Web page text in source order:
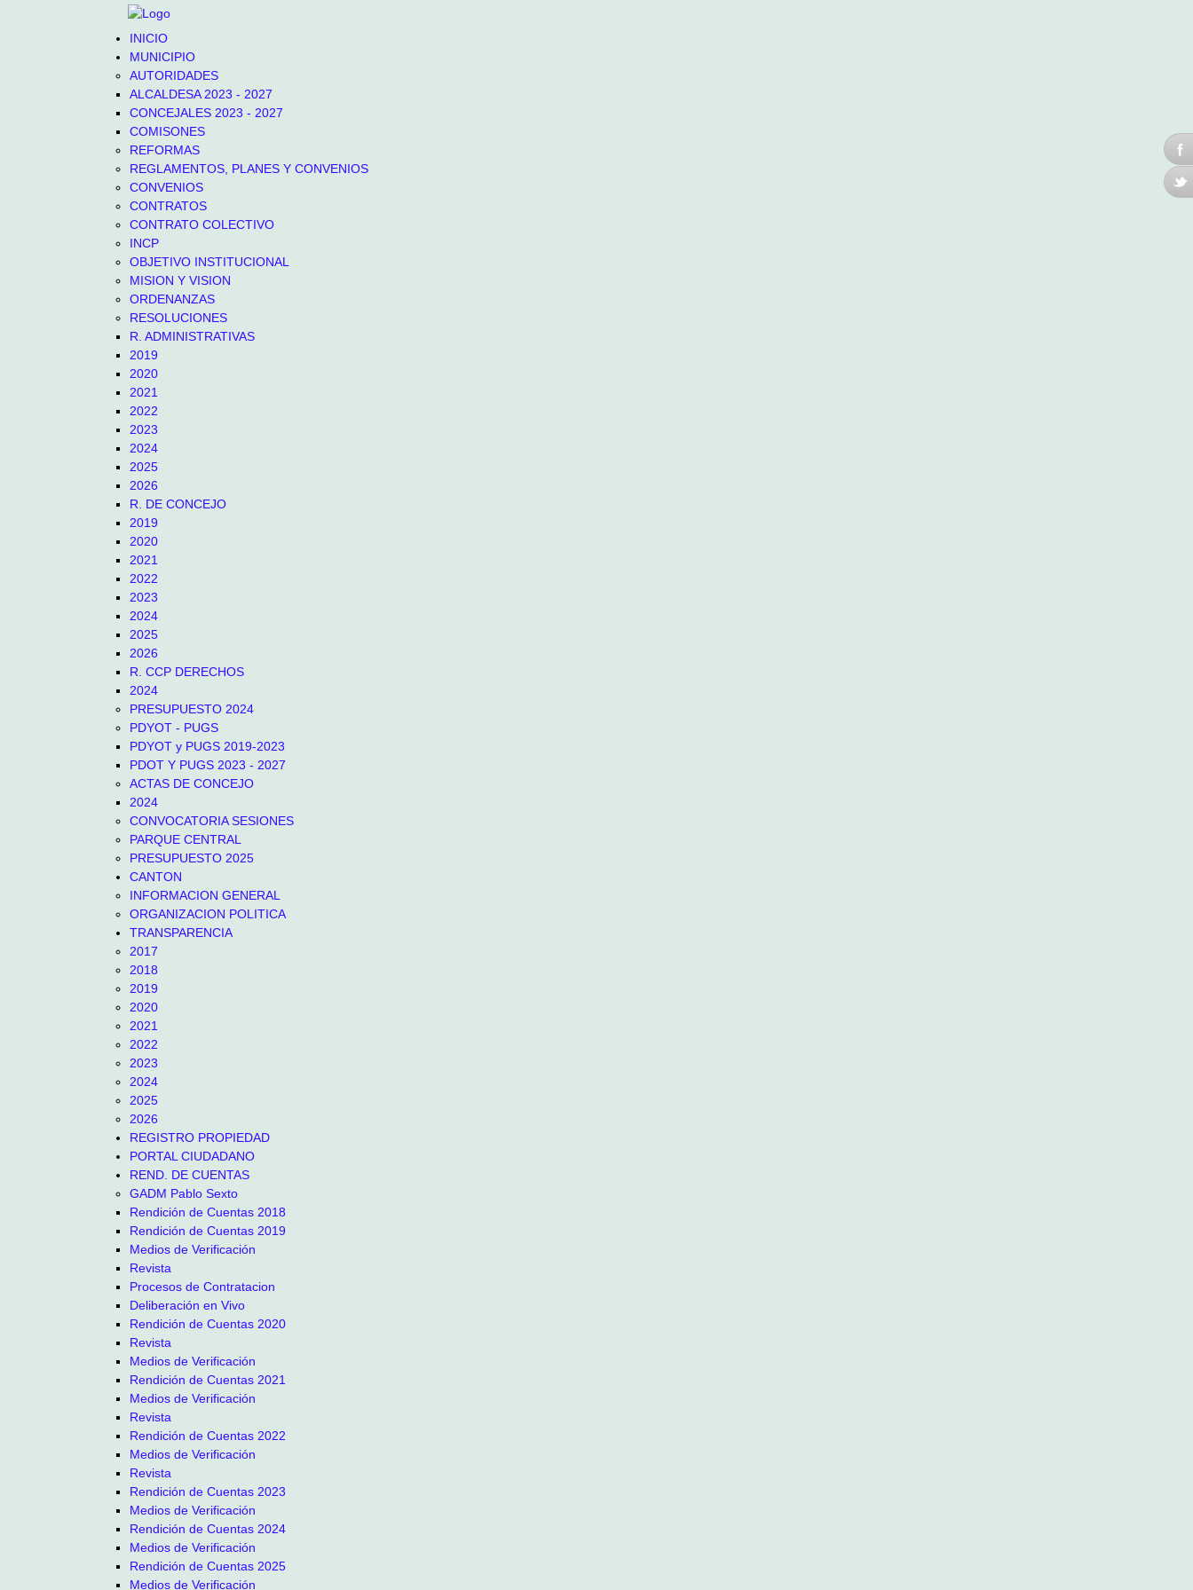
INICIO
MUNICIPIO
AUTORIDADES
ALCALDESA 2023 - 2027
CONCEJALES 2023 - 2027
COMISONES
REFORMAS
REGLAMENTOS, PLANES Y CONVENIOS
CONVENIOS
CONTRATOS
CONTRATO COLECTIVO
INCP
OBJETIVO INSTITUCIONAL
MISION Y VISION
ORDENANZAS
RESOLUCIONES
R. ADMINISTRATIVAS
2019
2020
2021
2022
2023
2024
2025
2026
R. DE CONCEJO
2019
2020
2021
2022
2023
2024
2025
2026
R. CCP DERECHOS
2024
PRESUPUESTO 2024
PDYOT - PUGS
PDYOT y PUGS 2019-2023
PDOT Y PUGS 2023 - 2027
ACTAS DE CONCEJO
2024
CONVOCATORIA SESIONES
PARQUE CENTRAL
PRESUPUESTO 2025
CANTON
INFORMACION GENERAL
ORGANIZACION POLITICA
TRANSPARENCIA
2017
2018
2019
2020
2021
2022
2023
2024
2025
2026
REGISTRO PROPIEDAD
PORTAL CIUDADANO
REND. DE CUENTAS
GADM Pablo Sexto
Rendición de Cuentas 2018
Rendición de Cuentas 2019
Medios de Verificación
Revista
Procesos de Contratacion
Deliberación en Vivo
Rendición de Cuentas 2020
Revista
Medios de Verificación
Rendición de Cuentas 2021
Medios de Verificación
Revista
Rendición de Cuentas 2022
Medios de Verificación
Revista
Rendición de Cuentas 2023
Medios de Verificación
Rendición de Cuentas 2024
Medios de Verificación
Rendición de Cuentas 2025
Medios de Verificación